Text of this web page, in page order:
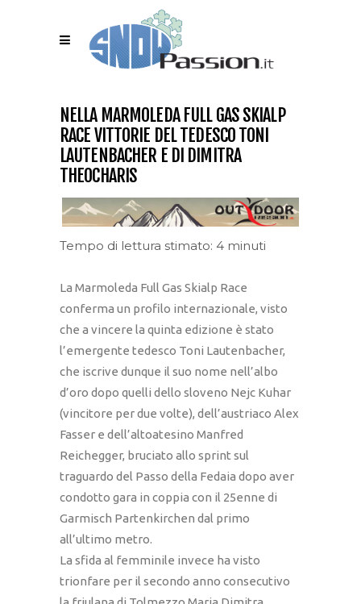
NELLA MARMOLEDA FULL GAS SKIALP
RACE VITTORIE DEL TEDESCO TONI
LAUTENBACHER E DI DIMITRA
THEOCHARIS
Tempo di lettura stimato: 4 minuti
La Marmoleda Full Gas Skialp Race
conferma un profilo internazionale, visto
che a vincere la quinta edizione è stato
l’emergente tedesco Toni Lautenbacher,
che iscrive dunque il suo nome nell’albo
d’oro dopo quelli dello sloveno Nejc Kuhar
(vincitore per due volte), dell’austriaco Alex
Fasser e dell’altoatesino Manfred
Reichegger, bruciato allo sprint sul
traguardo del Passo della Fedaia dopo aver
condotto gara in coppia con il 25enne di
Garmisch Partenkirchen dal primo
all’ultimo metro.
La sfida al femminile invece ha visto
trionfare per il secondo anno consecutivo